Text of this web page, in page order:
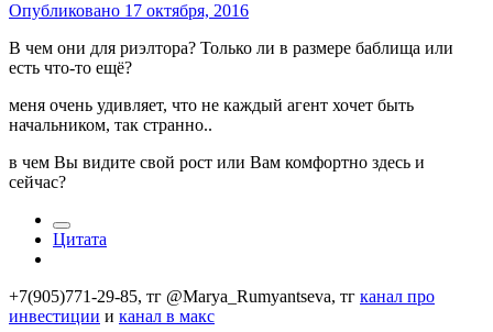
Опубликовано 17 октября, 2016
В чем они для риэлтора? Только ли в размере баблища или
есть что-то ещё?
меня очень удивляет, что не каждый агент хочет быть
начальником, так странно..
в чем Вы видите свой рост или Вам комфортно здесь и
сейчас?
Цитата
+7(905)771-29-85, тг @Marya_Rumyantseva, тг канал про
инвестиции и канал в макс